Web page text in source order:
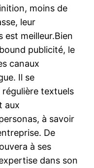
moins de
leur
est meilleur.Bien
publicité, le
canaux
Il se
textuels
aux
à savoir
De
à ses
dans son